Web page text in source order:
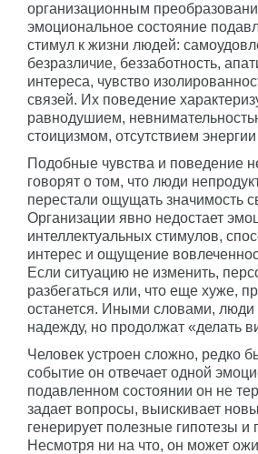
организационным
эмоциональное состояние
стимул к жизни людей:
безразличие, беззаботность,
интереса, чувство
связей. Их поведение
равнодушием,
стоицизмом, отсутствием
Подобные чувства и поведение
говорят о том, что люди
перестали ощущать значимость
Организации явно недостает
интеллектуальных стимулов,
интерес и ощущение
Если ситуацию не изменить,
разбегаться или, что еще хуже,
останется. Иными словами, люди
надежду, но продолжат «делать
Человек устроен сложно, редко
событие он отвечает одной
подавленном состоянии он не
задает вопросы, выискивает
генерирует полезные гипотезы и
Несмотря ни на что, он может